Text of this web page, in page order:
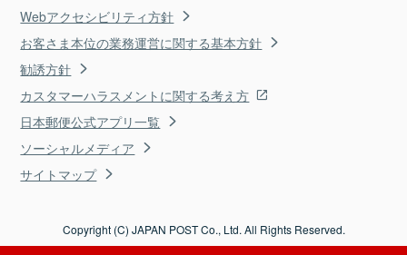
Webアクセシビリティ方針
お客さま本位の業務運営に関する基本方針
勧誘方針
カスタマーハラスメントに関する考え方
日本郵便公式アプリ一覧
ソーシャルメディア
サイトマップ
Copyright (C) JAPAN POST Co., Ltd. All Rights Reserved.